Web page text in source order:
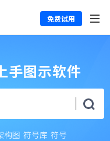
免费试用
手图示软件
构图 符号库 符号